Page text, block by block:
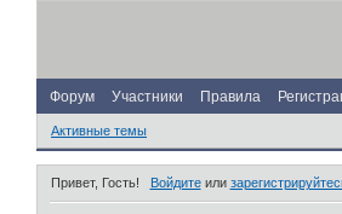
Форум Участники Правила
Активные темы
Привет, Гость! Войдитеили